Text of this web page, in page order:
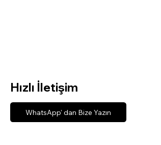
Hızlı İletişim
WhatsApp' dan Bize Yazın